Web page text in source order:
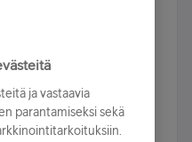
ja voita!
arvonnassa.
ja vastaavia
parantamiseksi sekä